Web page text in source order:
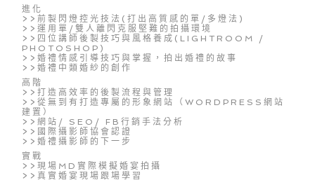
進化
>>前製閃燈控光技法(打出高質感的單/多燈法)
>>運用單/雙人離閃克服堅難的拍攝環境
>>四位講師後製技巧與風格養成(LIGHTROOM /
PHOTOSHOP)
>>婚禮情感引導技巧與掌握，拍出婚禮的故事
>>婚禮中類婚紗的創作
高階
>>打造高效率的後製流程與管理
>>從無到有打造專屬的形象網站（WORDPRESS網站
建置）
>>網站/ SEO/ FB行銷手法分析
>>國際攝影師協會認證
>>婚禮攝影師的下一步
實戰
>>現場MD實際模擬婚宴拍攝
>>真實婚宴現場跟場學習